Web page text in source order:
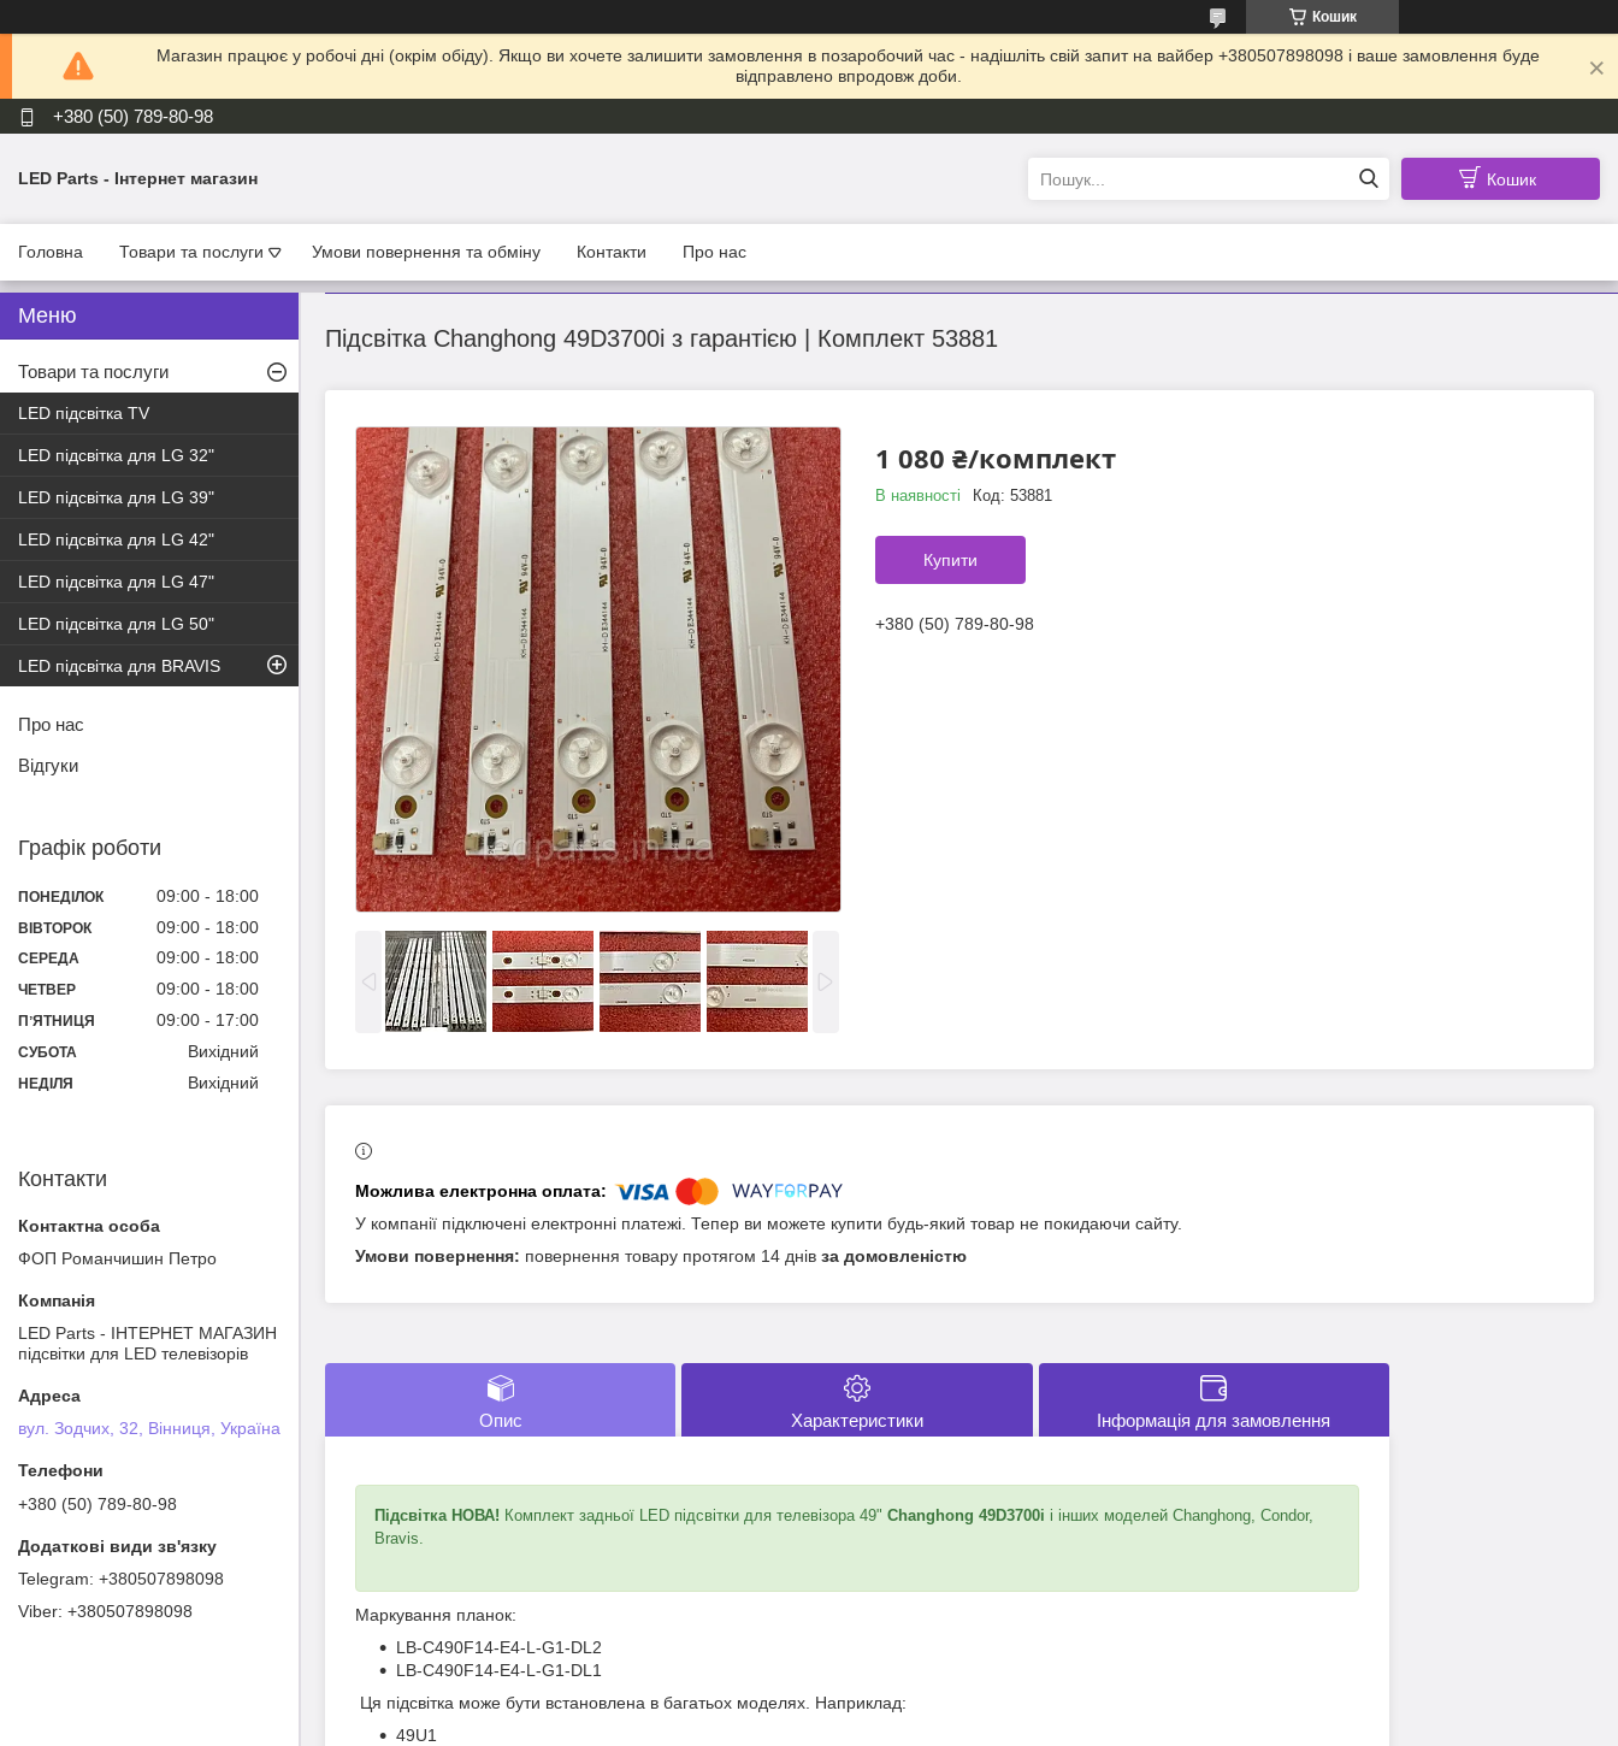
Кошик
Магазин працює у робочі дні (окрім обіду). Якщо ви хочете залишити замовлення в позаробочий час - надішліть свій запит на вайбер +380507898098 і ваше замовлення буде
відправлено впродовж доби.
+380 (50) 789-80-98
LED Parts - Інтернет магазин Кошик
Головна Товари та послуги Умови повернення та обміну Контакти Про нас
Підсвітка Changhong 49D3700i з гарантією | Комплект 53881
1 080 ₴/комплект
В наявності Код: 53881
Купити
+380 (50) 789-80-98
У компанії підключені електронні платежі. Тепер ви можете купити будь-який товар не покидаючи сайту.
повернення товару протягом 14 днів за домовленістю
Опис Характеристики Інформація для замовлення
Підсвітка НОВА! Комплект задньої LED підсвітки для телевізора 49" Changhong 49D3700i і інших моделей Changhong, Condor,
Bravis.
Маркування планок:
LB-C490F14-E4-L-G1-DL2
LB-C490F14-E4-L-G1-DL1
Ця підсвітка може бути встановлена в багатьох моделях. Наприклад:
49U1
Товари та послуги
LED підсвітка TV
LED підсвітка для LG 32"
LED підсвітка для LG 39"
LED підсвітка для LG 42"
LED підсвітка для LG 47"
LED підсвітка для LG 50"
LED підсвітка для BRAVIS
Про нас
Відгуки
Графік роботи
ПОНЕДІЛОК 09:00 18:00
ВІВТОРОК 09:00 18:00
СЕРЕДА 09:00 18:00
ЧЕТВЕР 09:00 18:00
ПʼЯТНИЦЯ 09:00 17:00
СУБОТА Вихідний
НЕДІЛЯ Вихідний
Контакти
ФОП Poмaнчишин Пeтрo
LED Parts - ІНТЕРНЕТ МАГАЗИН
підсвітки для LED телевізорів
вул. Зодчих, 32, Вінниця, Україна
+380 (50) 789-80-98
+380507898098
+380507898098